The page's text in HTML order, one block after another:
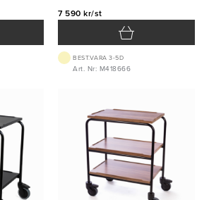
7 590 kr/st
BEST.VARA 3-5D
Art. Nr: M418666